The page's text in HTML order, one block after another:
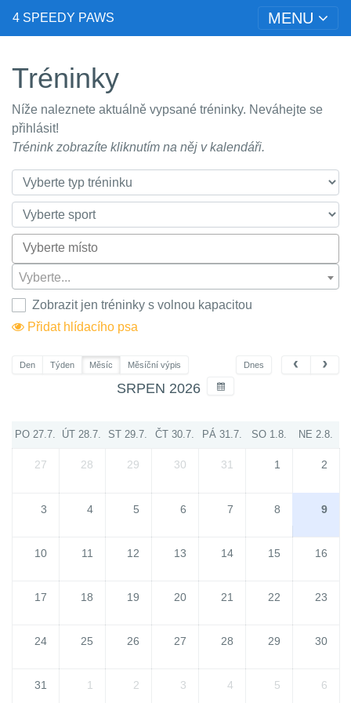
4 SPEEDY PAWS MENU
Tréninky
Níže naleznete aktuálně vypsané tréninky. Neváhejte se
přihlásit!
Trénink zobrazíte kliknutím na něj v kalendáři.
Vyberte...
Zobrazit jen tréninky s volnou kapacitou
Přidat hlídacího psa
Den Týden Měsíc Měsíční výpis Dnes
SRPEN 2026
PO 27.7. ÚT 28.7. ST 29.7. ČT 30.7. PÁ 31.7. SO 1.8. NE 2.8.
27 28 29 30 31 1 2
3 4 5 6 7 8 9
10 11 12 13 14 15 16
17 18 19 20 21 22 23
24 25 26 27 28 29 30
31 1 2 3 4 5 6